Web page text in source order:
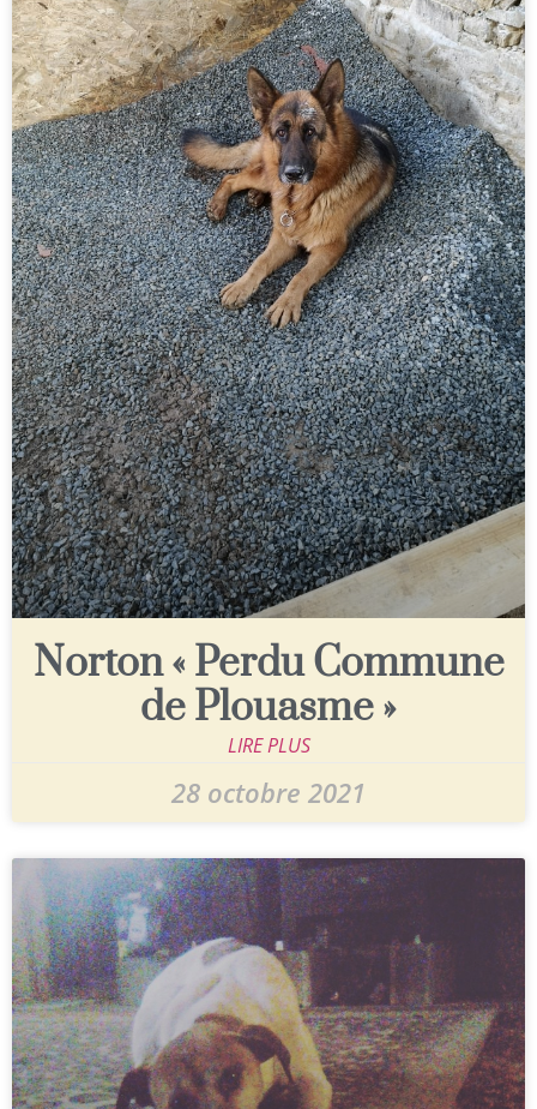
Norton « Perdu Commune
de Plouasme »
LIRE PLUS
28 octobre 2021